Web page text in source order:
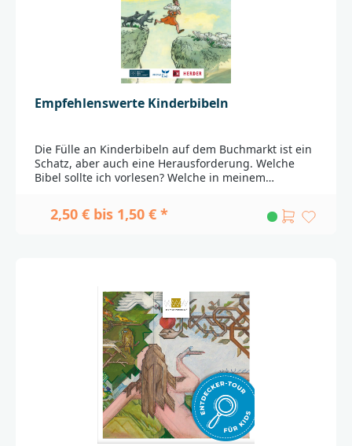
integrieren.______________________________________________
_______________Bei Fragen zur Produktsicherheit
wenden Sie sich bitte an:Deutsche
BibelgesellschaftBalinger Str. 31 A70567
Stuttgartproduktsicherheit@dbg.de
Empfehlenswerte Kinderbibeln
Die Fülle an Kinderbibeln auf dem Buchmarkt ist ein
Schatz, aber auch eine Herausforderung. Welche
Bibel sollte ich vorlesen? Welche in meinem
oder in unserer Familie einsetzen? Mit diesen Fragen
befasst sich seit vielen Jahren eine Arbeitsgruppe
Broschüre geschafft. Beim Sichten der Bibeln fiel vor
allem bei den Illustrationen - aber auch bei der
Auswahl der Texte - auf, dass sich inzwischen viele
Verlage darum bemühen, die Kinderbibeln diverser
(und historisch korrekter) zu gestalten. Es finden sich
z. B. seltener blonde Engel und weiße Menschen,
dafür deutlich häufiger Frauen und People of Colour.
Es ist aber immer noch deutlich Luft nach oben.Neu
in diesem Heft sind die Kurzrezensionen am Ende.
Hier finden Sie Titel, die etwas aus dem Raster fallen,
weil sie einen besonderen thematischen oder
2,50 € bis 1,50 € *